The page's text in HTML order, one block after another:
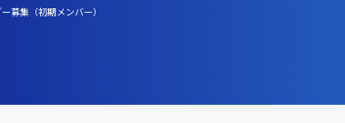
募集（初期メンバー）